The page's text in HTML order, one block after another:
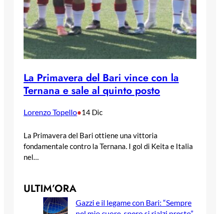
La Primavera del Bari vince con la
Ternana e sale al quinto posto
Lorenzo Topello•14 Dic
La Primavera del Bari ottiene una vittoria
fondamentale contro la Ternana. I gol di Keita e Italia
nel…
ULTIM’ORA
Gazzi e il legame con Bari: “Sempre